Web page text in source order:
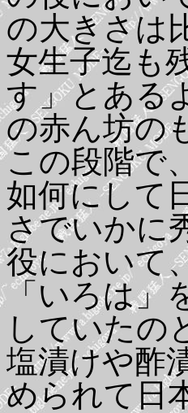
の大きさは
女生子迄も
す」とある
の赤ん坊の
この段階で
如何にして
さでいかに
役において
「いろは」
していたの
塩漬けや酢
められて日